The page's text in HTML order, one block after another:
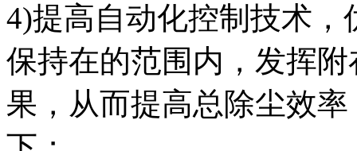
4)提高自动化控制技术
保持在的范围内，发挥
果，从而提高总除尘效率